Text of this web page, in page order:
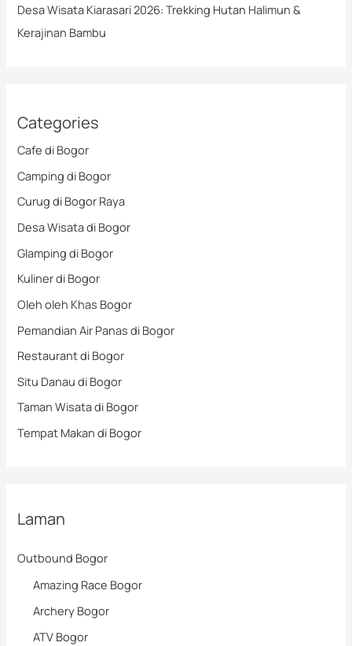
Desa Wisata Kiarasari 2026: Trekking Hutan Halimun &
Kerajinan Bambu
Categories
Cafe di Bogor
Camping di Bogor
Curug di Bogor Raya
Desa Wisata di Bogor
Glamping di Bogor
Kuliner di Bogor
Oleh oleh Khas Bogor
Pemandian Air Panas di Bogor
Restaurant di Bogor
Situ Danau di Bogor
Taman Wisata di Bogor
Tempat Makan di Bogor
Laman
Outbound Bogor
Amazing Race Bogor
Archery Bogor
ATV Bogor